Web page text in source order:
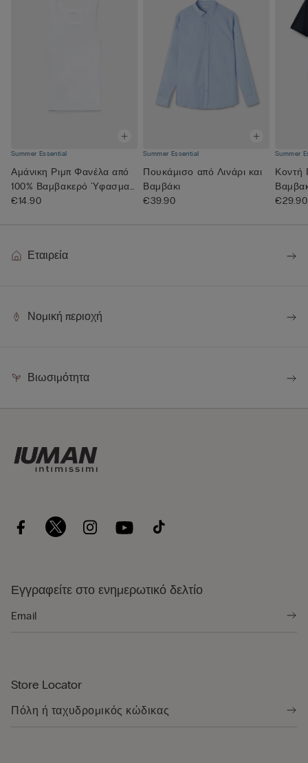
Summer Essential
Αμάνικη Ριμπ Φανέλα από
100% Βαμβακερό Ύφασμα
Supe...
€14.90
Summer Essential
Πουκάμισο από Λινάρι και
Βαμβάκι
€39.90
Summer
Κοντή
€29.90
Εταιρεία
Νομική περιοχή
Βιωσιμότητα
Εγγραφείτε στο ενημερωτικό δελτίο
Store Locator